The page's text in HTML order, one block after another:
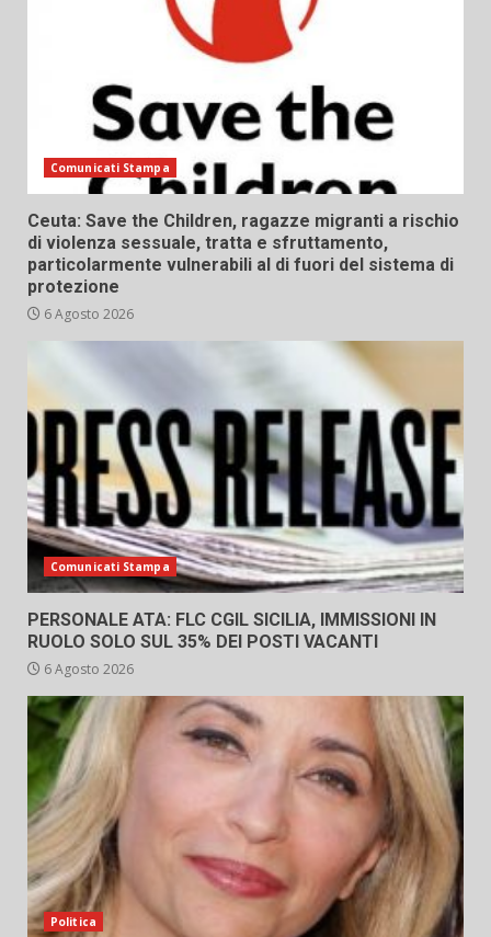
Comunicati Stampa
Ceuta: Save the Children, ragazze migranti a rischio
di violenza sessuale, tratta e sfruttamento,
particolarmente vulnerabili al di fuori del sistema di
protezione
6 Agosto 2026
Comunicati Stampa
PERSONALE ATA: FLC CGIL SICILIA, IMMISSIONI IN
RUOLO SOLO SUL 35% DEI POSTI VACANTI
6 Agosto 2026
Politica